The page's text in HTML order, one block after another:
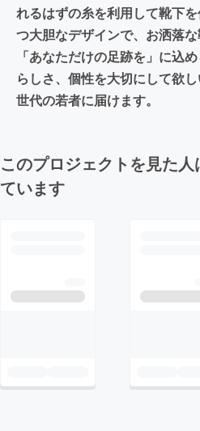
れるはずの糸を利用して靴下
つ大胆なデザインで、お洒落
「あなただけの足跡を」に込
らしさ、個性を大切にして欲
世代の若者に届けます。
このプロジェクトを見た
ています